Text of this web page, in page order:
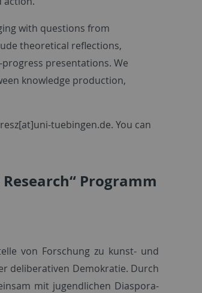
with questions from
theoretical reflections,
presentations. We
knowledge production,
tuebingen.de. You can
Programm
von Forschung zu kunst- und
deliberativen Demokratie. Durch
mit jugendlichen Diaspora-